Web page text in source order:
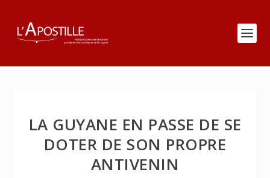
LA GUYANE EN PASSE DE SE
DOTER DE SON PROPRE
ANTIVENIN